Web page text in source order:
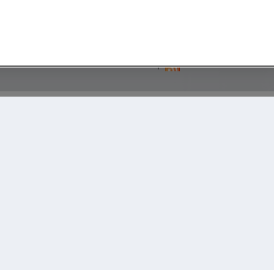
Inicio RSS